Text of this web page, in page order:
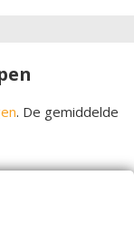
. De gemiddelde